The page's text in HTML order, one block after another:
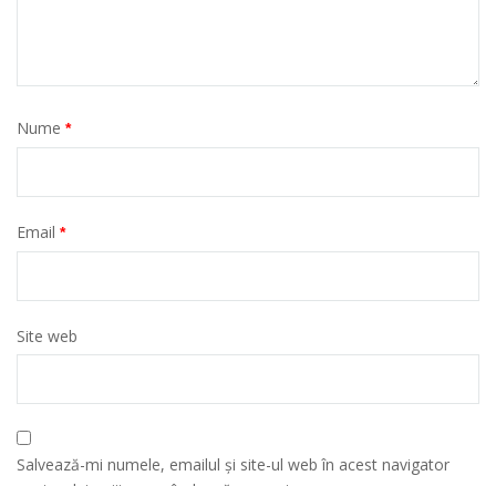
Nume *
Email *
Site web
Salvează-mi numele, emailul și site-ul web în acest navigator